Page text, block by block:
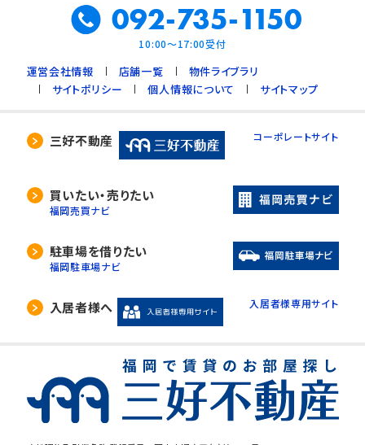
092-735-1150
10:00～17:00受付
運営会社情報 店舗一覧
物件ライブラリ
サイトポリシー
個人情報について サイトマップ
三好不動産 コーポレートサイト
買いたい・売りたい
福岡売買ナビ
駐車場を借りたい
福岡駐車場ナビ
入居者様へ 入居者様専用サイト